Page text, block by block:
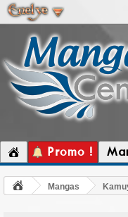
Promo !
Mangas